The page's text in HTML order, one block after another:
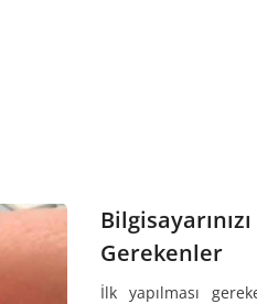
Gerekenler
İlk yapılması